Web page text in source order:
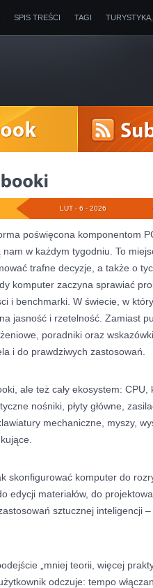
SPIS TREŚCI TAGI
LUT - 6 - 2026
poświęcona komponentom
w każdym tygodniu. To
trafne decyzje, a także o
komputer zaczyna sprawiać
i benchmarki. W świecie, w
jasność i rzetelność. Zamiast
poradniki oraz
i do prawdziwych zastosowań.
ale też cały ekosystem: CPU,
nośniki, płyty główne,
mechaniczne, myszy,
skonfigurować komputer do
edycji materiałów, do
sztucznej inteligencji
„mniej teorii, więcej
odczuje: tempo